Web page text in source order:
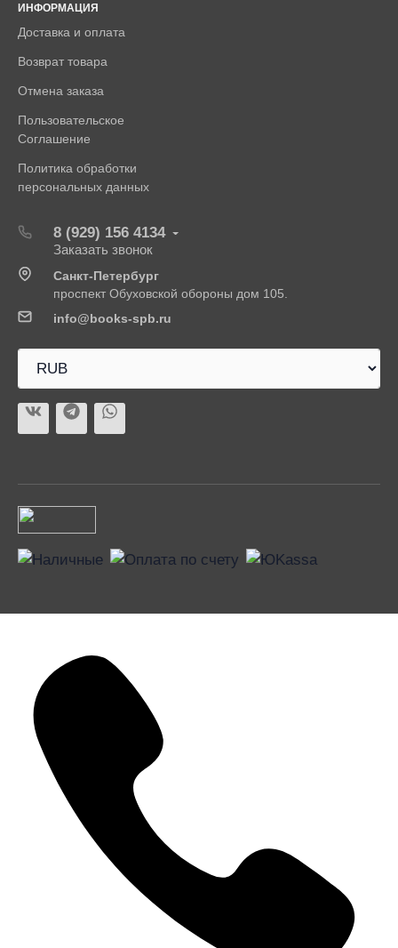
ИНФОРМАЦИЯ
Доставка и оплата
Возврат товара
Отмена заказа
Пользовательское
Соглашение
Политика обработки
персональных данных
8 (929) 156 4134
Заказать звонок
Санкт-Петербург
проспект Обуховской обороны дом 105.
info@books-spb.ru